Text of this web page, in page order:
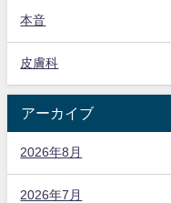
本音
皮膚科
アーカイブ
2026年8月
2026年7月